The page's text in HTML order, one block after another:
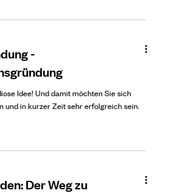
-
Idee! Und damit möchten Sie sich
und in kurzer Zeit sehr erfolgreich sein.
Der Weg zu